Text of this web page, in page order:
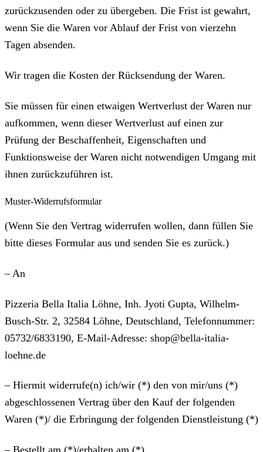
zurückzusenden oder zu übergeben. Die Frist ist gewahrt,
wenn Sie die Waren vor Ablauf der Frist von vierzehn
Tagen absenden.
Wir tragen die Kosten der Rücksendung der Waren.
Sie müssen für einen etwaigen Wertverlust der Waren nur
aufkommen, wenn dieser Wertverlust auf einen zur
Prüfung der Beschaffenheit, Eigenschaften und
Funktionsweise der Waren nicht notwendigen Umgang mit
ihnen zurückzuführen ist.
Muster-Widerrufsformular
(Wenn Sie den Vertrag widerrufen wollen, dann füllen Sie
bitte dieses Formular aus und senden Sie es zurück.)
– An
Pizzeria Bella Italia Löhne, Inh. Jyoti Gupta, Wilhelm-
Busch-Str. 2, 32584 Löhne, Deutschland, Telefonnummer:
05732/6833190, E-Mail-Adresse: shop@bella-italia-
loehne.de
– Hiermit widerrufe(n) ich/wir (*) den von mir/uns (*)
abgeschlossenen Vertrag über den Kauf der folgenden
Waren (*)/ die Erbringung der folgenden Dienstleistung (*)